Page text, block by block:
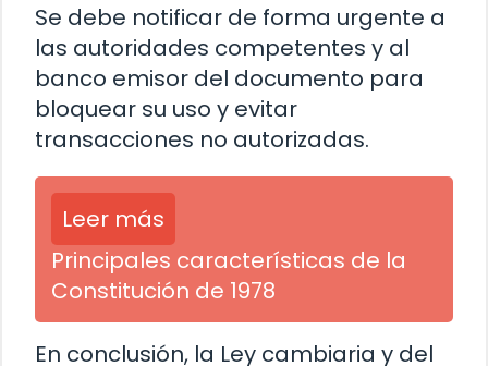
Se debe notificar de forma urgente a
las autoridades competentes y al
banco emisor del documento para
bloquear su uso y evitar
transacciones no autorizadas.
Leer más
Principales características de la
Constitución de 1978
En conclusión, la Ley cambiaria y del